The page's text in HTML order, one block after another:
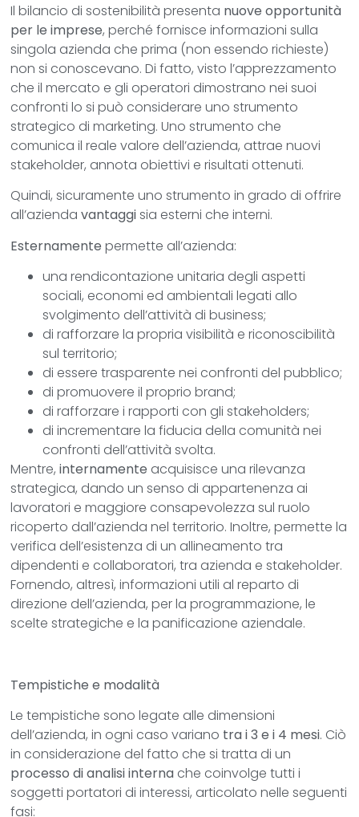
Il bilancio di sostenibilità presenta nuove opportunità
per le imprese, perché fornisce informazioni sulla
singola azienda che prima (non essendo richieste)
non si conoscevano. Di fatto, visto l’apprezzamento
che il mercato e gli operatori dimostrano nei suoi
confronti lo si può considerare uno strumento
strategico di marketing. Uno strumento che
comunica il reale valore dell’azienda, attrae nuovi
stakeholder, annota obiettivi e risultati ottenuti.
Quindi, sicuramente uno strumento in grado di offrire
all’aziendavantaggisia esterni che interni.
Esternamente permette all’azienda:
una rendicontazione unitaria degli aspetti
sociali, economi ed ambientali legati allo
svolgimento dell’attività di business;
di rafforzare la propria visibilità e riconoscibilità
sul territorio;
di essere trasparente nei confronti del pubblico;
di promuovere il proprio brand;
di rafforzare i rapporti con gli stakeholders;
di incrementare la fiducia della comunità nei
confronti dell’attività svolta.
Mentre,internamente acquisisce una rilevanza
strategica, dando un senso di appartenenza ai
lavoratori e maggiore consapevolezza sul ruolo
ricoperto dall’azienda nel territorio. Inoltre, permette la
verifica dell’esistenza di un allineamento tra
dipendenti e collaboratori, tra azienda e stakeholder.
Fornendo, altresì, informazioni utili al reparto di
direzione dell’azienda, per la programmazione, le
scelte strategiche e la panificazione aziendale.
Tempistiche e modalità
Le tempistiche sono legate alle dimensioni
dell’azienda, in ogni caso variano tra i 3 e i 4 mesi. Ciò
in considerazione del fatto che si tratta di un
processo di analisi interna che coinvolge tutti i
soggetti portatori di interessi, articolato nelle seguenti
fasi: